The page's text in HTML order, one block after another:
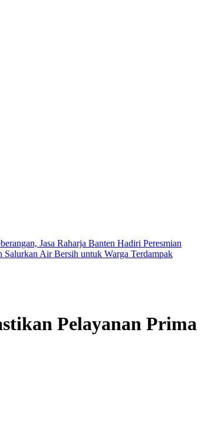
Jasa Raharja Banten Hadiri Peresmian
Air Bersih untuk Warga Terdampak
Pelayanan Prima